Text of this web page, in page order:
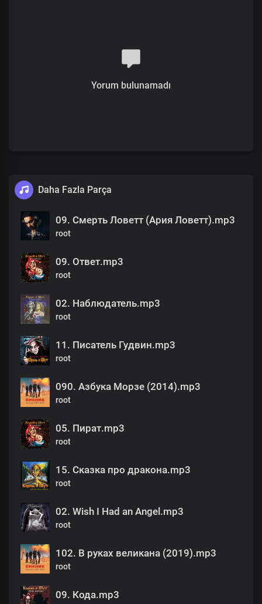
Yorum bulunamadı
Daha Fazla Parça
09. Смерть Ловетт (Ария Ловетт).mp3
root
09. Ответ.mp3
root
02. Наблюдатель.mp3
root
11. Писатель Гудвин.mp3
root
090. Азбука Морзе (2014).mp3
root
05. Пират.mp3
root
15. Сказка про дракона.mp3
root
02. Wish I Had an Angel.mp3
root
102. В руках великана (2019).mp3
root
09. Кода.mp3